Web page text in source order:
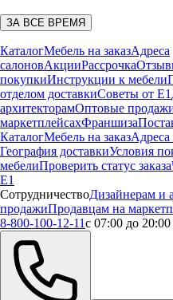
ЗА ВСЕ ВРЕМЯ
КаталогМебель на заказАдреса
салоновАкцииРассрочка
покупкиИнструкции к мебели
отделом доставкиСоветы от Е1
архитекторамОптовые
маркетплейсахФраншиза
КаталогМебель на заказАдреса
География доставкиУсловия
мебелиПроверить статус заказа
Е1
СотрудничествоДизайнерам и
продажиПродавцам на
8-800-100-12-11с 07:00 до